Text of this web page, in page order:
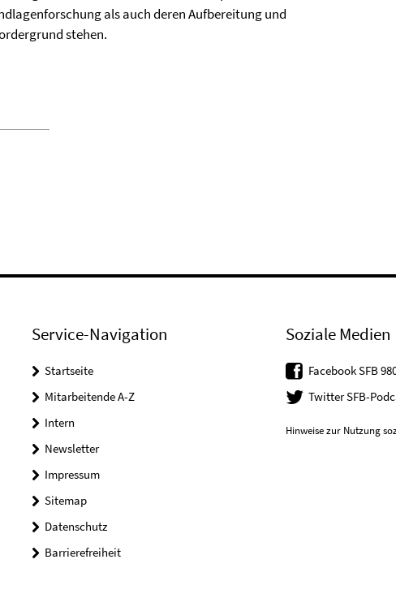
als auch deren Aufbereitung und
stehen.
Service-Navigation
Startseite
Mitarbeitende A-Z
Intern
Newsletter
Impressum
Sitemap
Datenschutz
Barrierefreiheit
Soziale Medien
Facebook SFB
Twitter SFB-
Hinweise zur Nutzung